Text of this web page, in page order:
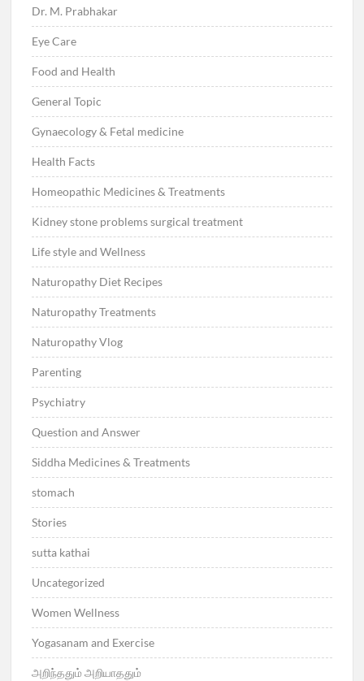
Dr. M. Prabhakar
Eye Care
Food and Health
General Topic
Gynaecology & Fetal medicine
Health Facts
Homeopathic Medicines & Treatments
Kidney stone problems surgical treatment
Life style and Wellness
Naturopathy Diet Recipes
Naturopathy Treatments
Naturopathy Vlog
Parenting
Psychiatry
Question and Answer
Siddha Medicines & Treatments
stomach
Stories
sutta kathai
Uncategorized
Women Wellness
Yogasanam and Exercise
அறிந்ததும் அறியாததும்